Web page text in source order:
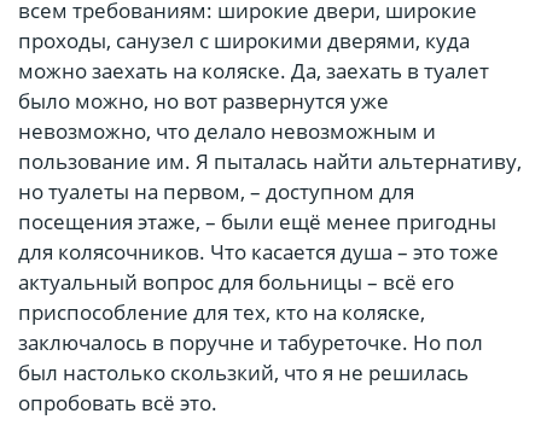
всем требованиям: широкие двери, широкие
проходы, санузел с широкими дверями, куда
можно заехать на коляске. Да, заехать в туалет
было можно, но вот развернутся уже
невозможно, что делало невозможным и
пользование им. Я пыталась найти альтернативу,
но туалеты на первом, – доступном для
посещения этаже, – были ещё менее пригодны
для колясочников. Что касается душа – это тоже
актуальный вопрос для больницы – всё его
приспособление для тех, кто на коляске,
заключалось в поручне и табуреточке. Но пол
был настолько скользкий, что я не решилась
опробовать всё это.